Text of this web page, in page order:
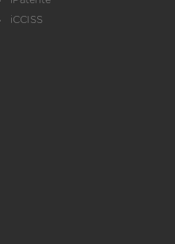
iCCISS